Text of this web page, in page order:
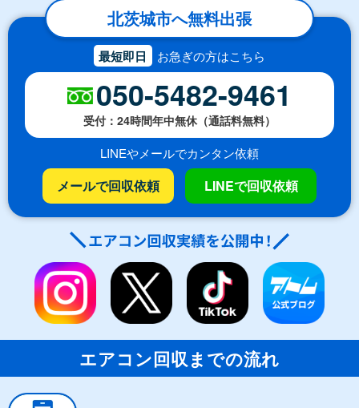
北茨城市へ無料出張
最短即日 お急ぎの方はこちら
050-5482-9461
受付：24時間年中無休（通話料無料）
LINEやメールでカンタン依頼
メールで回収依頼 LINEで回収依頼
エアコン回収までの流れ